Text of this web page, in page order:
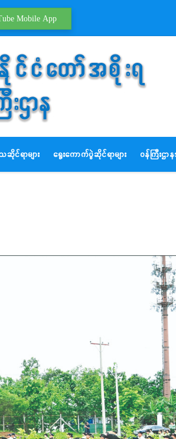
Mobile App
င်ရာများ ရွေးကောက်ပွဲဆိုင်ရာများ ဝန်ကြီးဌာ